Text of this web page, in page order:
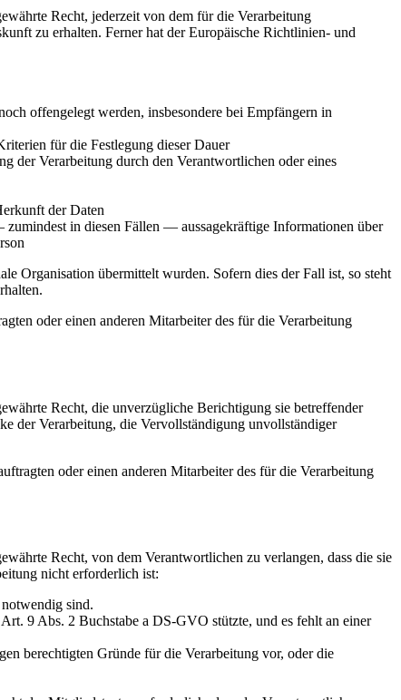
Recht, jederzeit von dem für die Verarbeitung
zu erhalten. Ferner hat der Europäische Richtlinien- und
offengelegt werden, insbesondere bei Empfängern in
für die Festlegung dieser Dauer
der Verarbeitung durch den Verantwortlichen oder eines
der Daten
in diesen Fällen — aussagekräftige Informationen über
Organisation übermittelt wurden. Sofern dies der Fall ist, so steht
oder einen anderen Mitarbeiter des für die Verarbeitung
Recht, die unverzügliche Berichtigung sie betreffender
der Verarbeitung, die Vervollständigung unvollständiger
oder einen anderen Mitarbeiter des für die Verarbeitung
Recht, von dem Verantwortlichen zu verlangen, dass die sie
nicht erforderlich ist:
sind.
9 Abs. 2 Buchstabe a DS-GVO stützte, und es fehlt an einer
berechtigten Gründe für die Verarbeitung vor, oder die